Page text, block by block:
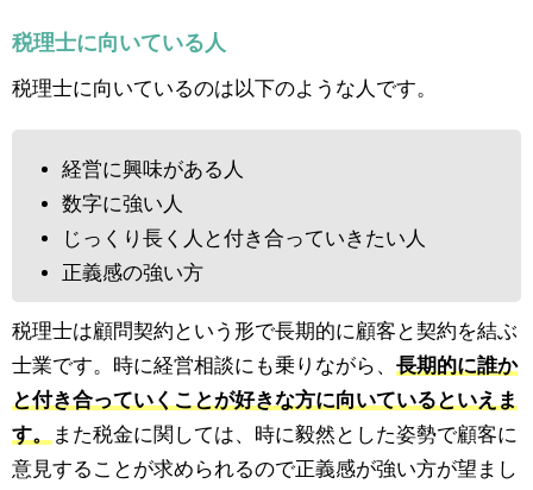
税理士に向いている人
税理士に向いているのは以下のような人です。
経営に興味がある人
数字に強い人
じっくり長く人と付き合っていきたい人
正義感の強い方
税理士は顧問契約という形で長期的に顧客と契約を結ぶ
士業です。時に経営相談にも乗りながら、 長期的に誰か
と付き合っていくことが好きな方に向いているといえま
す。
また税金に関しては、時に毅然とした姿勢で顧客に
意見することが求められるので正義感が強い方が望まし